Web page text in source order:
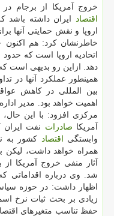
خروج آمریكا از برجام در
اقتصاد
ایران داشته باشد
اروپا و نقش حمایتی آنها
اتحادیه اروپا است كه حدود ۳۰ درصد
دهد. ازاین رو بدیهی است
همینطور عملكرد آنها در
بین المللی در كاهش
اهمیت خواهد بود. مدیر
مركزی افزود: با این
آمریكا صادرات نفت ایران
وابستگی اقتصاد كشور به
همراه خواهد داشت، لیكن
آثار منفی خروج آمریكا از
شد. وی درباره اقداماتی كه
اظهار داشت: در حوزه
زیادی بر بحث ثبات نرخ
حفظ تناسب متغیرهای